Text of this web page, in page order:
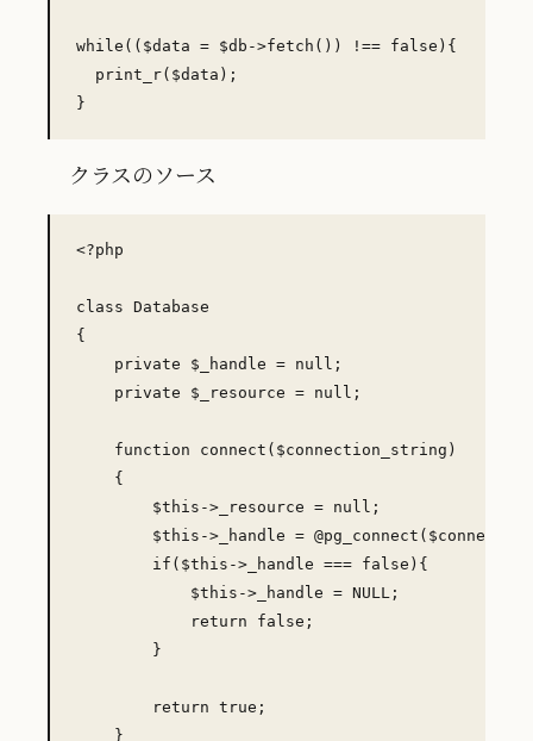
while(($data = $db->fetch()) !== false){
  print_r($data);
クラスのソース
<?php
class Database
{
    private $_handle = null;
    private $_resource = null;
    function connect($connection_string)
    {
        $this->_resource = null;
$this->_handle =
        if($this->_handle === false){
            $this->_handle = NULL;
            return false;
        }
        return true;
    }